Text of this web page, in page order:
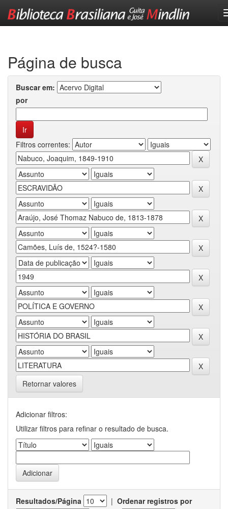
Página de busca
Buscar em:
por
Filtros correntes:
Retornar valores
Adicionar filtros:
Utilizar filtros para refinar o resultado de busca.
Resultados/Página | Ordenar registros por